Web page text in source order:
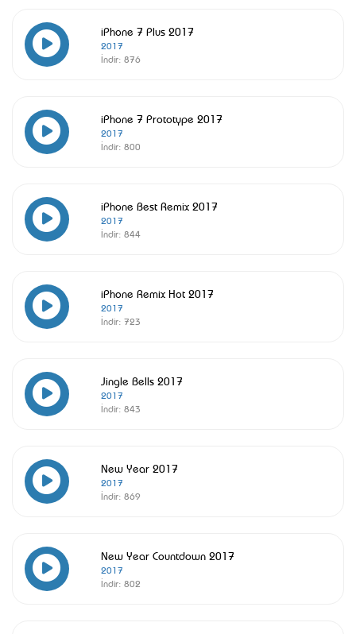
iPhone 7 Plus 2017
2017
İndir: 876
iPhone 7 Prototype 2017
2017
İndir: 800
iPhone Best Remix 2017
2017
İndir: 844
iPhone Remix Hot 2017
2017
İndir: 723
Jingle Bells 2017
2017
İndir: 843
New Year 2017
2017
İndir: 869
New Year Countdown 2017
2017
İndir: 802